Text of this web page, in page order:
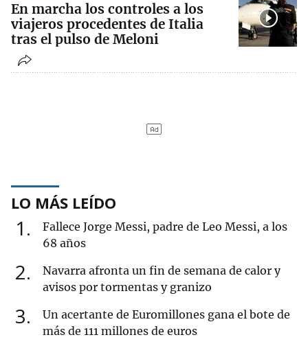
En marcha los controles a los
viajeros procedentes de Italia
tras el pulso de Meloni
LO MÁS LEÍDO
1
Fallece Jorge Messi, padre de Leo Messi, a los
68 años
2
Navarra afronta un fin de semana de calor y
avisos por tormentas y granizo
3
Un acertante de Euromillones gana el bote de
más de 111 millones de euros